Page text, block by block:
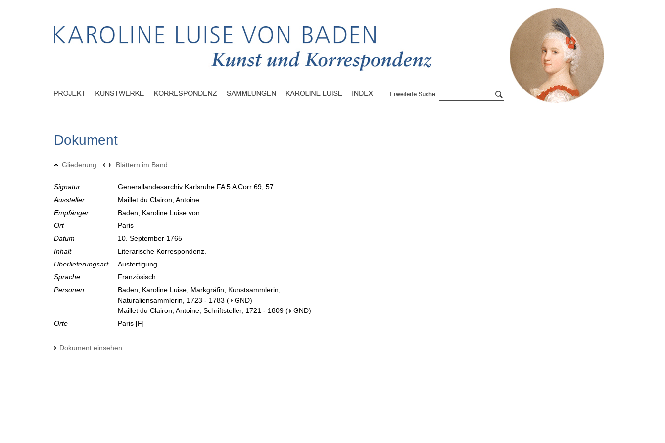
Dokument
Gliederung Blättern im Band
Signatur
Generallandesarchiv Karlsruhe FA 5 A Corr 69, 57
Aussteller
Maillet du Clairon, Antoine
Empfänger
Baden, Karoline Luise von
Ort
Paris
Datum
10. September 1765
Inhalt
Literarische Korrespondenz.
Überlieferungsart
Ausfertigung
Sprache
Französisch
Personen
Baden, Karoline Luise; Markgräfin; Kunstsammlerin,
Naturaliensammlerin, 1723 - 1783 ( GND)
Maillet du Clairon, Antoine; Schriftsteller, 1721 - 1809 ( GND)
Orte
Paris [F]
Dokument einsehen